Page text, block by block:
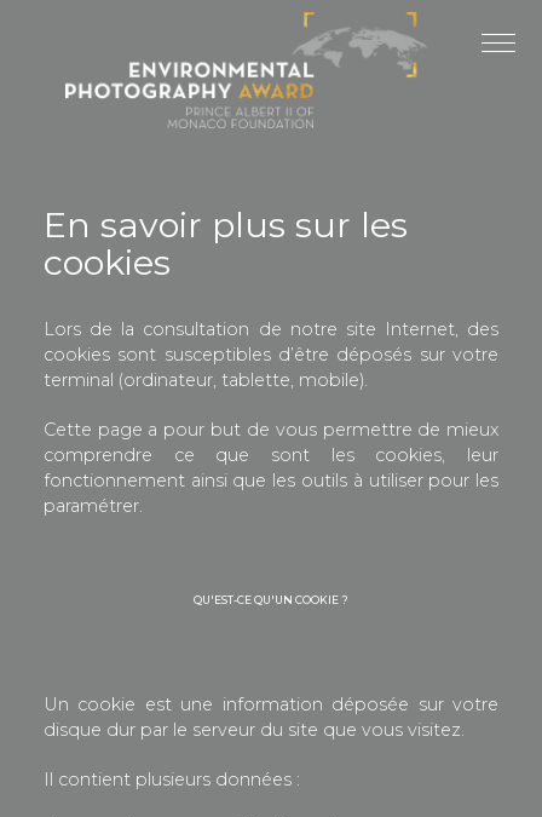
DERNIÈRES ÉDITIONS
ÉDITION 2023
ÉDITION 2021
En savoir plus sur les
cookies
Lors de la consultation de notre site Internet, des
cookies sont susceptibles d’être déposés sur votre
terminal (ordinateur, tablette, mobile).
Cette page a pour but de vous permettre de mieux
comprendre ce que sont les cookies, leur
fonctionnement ainsi que les outils à utiliser pour les
paramétrer.
QU'EST-CE QU'UN COOKIE ?
Un cookie est une information déposée sur votre
disque dur par le serveur du site que vous visitez.
Il contient plusieurs données :